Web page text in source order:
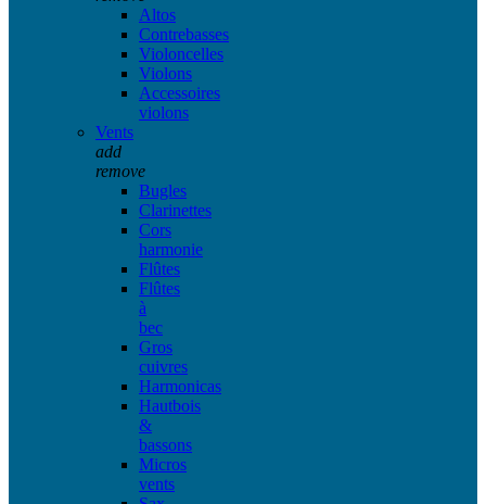
Altos
Contrebasses
Violoncelles
Violons
Accessoires
violons
Vents
add
remove
Bugles
Clarinettes
Cors
harmonie
Flûtes
Flûtes
à
bec
Gros
cuivres
Harmonicas
Hautbois
&
bassons
Micros
vents